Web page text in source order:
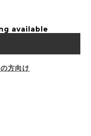
available
方向け